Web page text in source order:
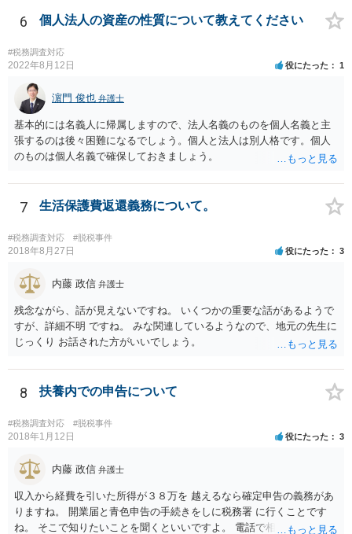
6 個人法人の資産の性質について教えてください
#税務調査対応
2022年8月12日 役にたった 1
濵門 俊也 弁護士
基本的には名義人に帰属しますので、法人名義のものを個人名義と主
張するのは後々困難になるでしょう。個人と法人は別人格です。個人
のものは個人名義で確保しておきましょう。
7 生活保護費返還義務について。
#税務調査対応 #脱税事件
2018年8月27日 役にたった 3
内藤 政信 弁護士
残念ながら、話が見えないですね。 いくつかの重要な話があるようで
すが、詳細不明 ですね。 みな関連しているようなので、地元の先生に
じっくり お話された方がいいでしょう。
8 扶養内での申告について
#税務調査対応 #脱税事件
2018年1月12日 役にたった 3
内藤 政信 弁護士
収入から経費を引いた所得が３８万を 越えるなら確定申告の義務があ
りますね。 開業届と青色申告の手続きをしに税務署 に行くことです
ね。 そこで知りたいことを聞くといいですよ。 電話で相談にいくこと